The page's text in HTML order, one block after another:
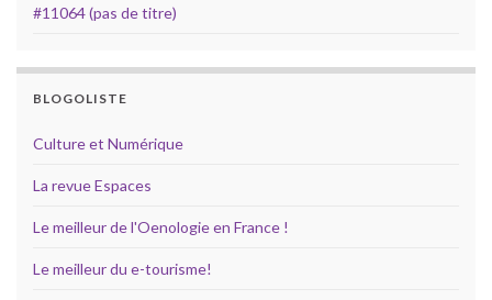
#11064 (pas de titre)
BLOGOLISTE
Culture et Numérique
La revue Espaces
Le meilleur de l'Oenologie en France !
Le meilleur du e-tourisme!